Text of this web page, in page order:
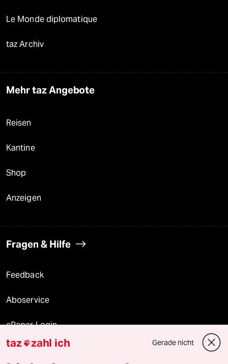
Le Monde diplomatique
taz Archiv
Mehr taz Angebote
Reisen
Kantine
Shop
Anzeigen
Fragen & Hilfe
Feedback
Aboservice
ePaper Login
Downloads für Abonnierende
taz zahl ich Gerade nicht